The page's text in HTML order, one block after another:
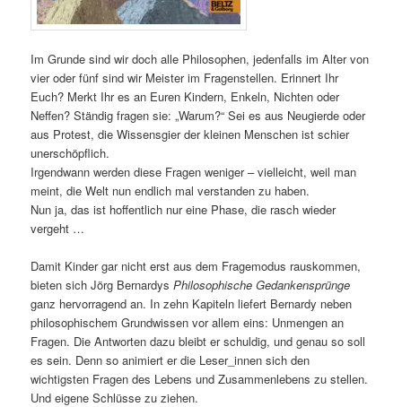
Im Grunde sind wir doch alle Philosophen, jedenfalls im Alter von
vier oder fünf sind wir Meister im Fragenstellen. Erinnert Ihr
Euch? Merkt Ihr es an Euren Kindern, Enkeln, Nichten oder
Neffen? Ständig fragen sie: „Warum?“ Sei es aus Neugierde oder
aus Protest, die Wissensgier der kleinen Menschen ist schier
unerschöpflich.
Irgendwann werden diese Fragen weniger – vielleicht, weil man
meint, die Welt nun endlich mal verstanden zu haben.
Nun ja, das ist hoffentlich nur eine Phase, die rasch wieder
vergeht …
Damit Kinder gar nicht erst aus dem Fragemodus rauskommen,
bieten sich Jörg BernardysPhilosophische Gedankensprünge
ganz hervorragend an. In zehn Kapiteln liefert Bernardy neben
philosophischem Grundwissen vor allem eins: Unmengen an
Fragen. Die Antworten dazu bleibt er schuldig, und genau so soll
es sein. Denn so animiert er die Leser_innen sich den
wichtigsten Fragen des Lebens und Zusammenlebens zu stellen.
Und eigene Schlüsse zu ziehen.